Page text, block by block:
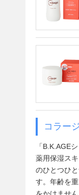
コラー
「B.K.AGE
薬用保湿ス
のひとつひ
す。年齢を